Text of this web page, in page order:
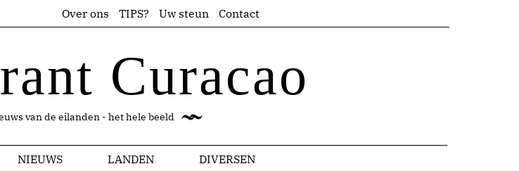
Over ons TIPS? Uw steun Contact
Curacao
van de eilanden - het hele beeld
NIEUWS LANDEN DIVERSEN